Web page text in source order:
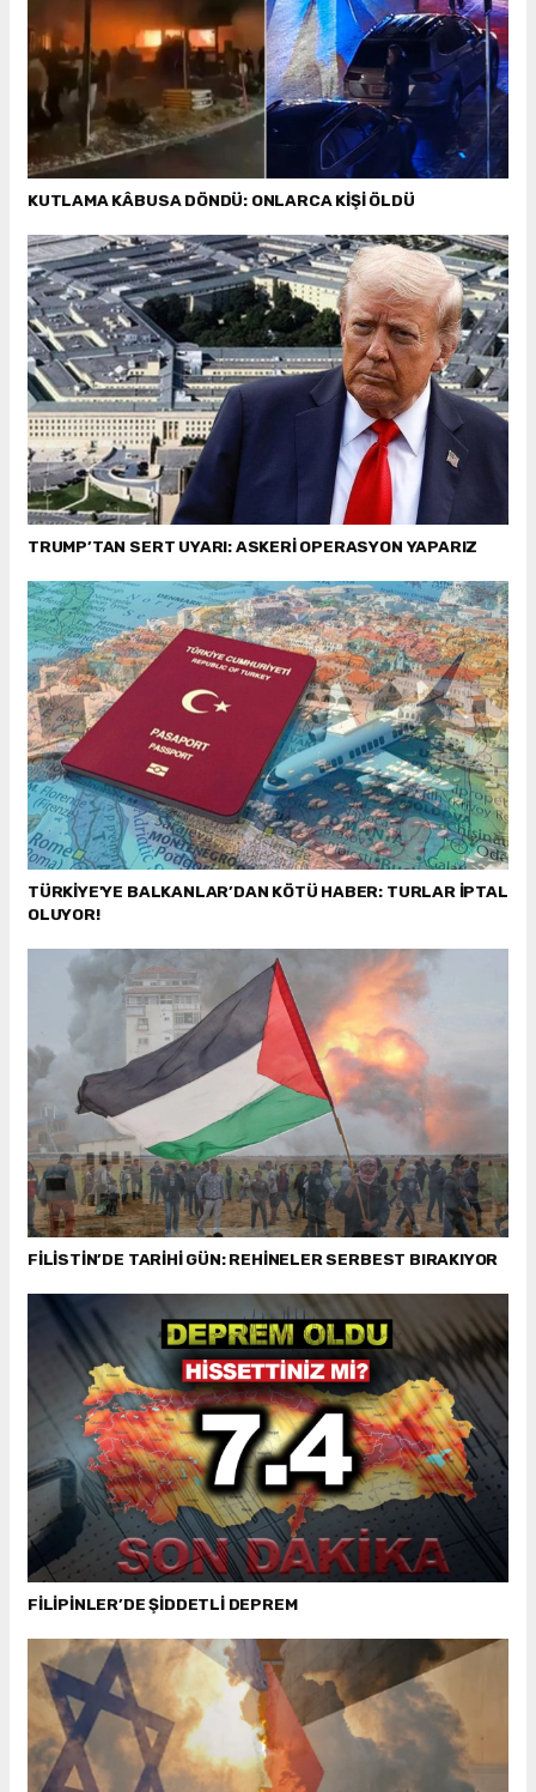
KUTLAMA KÂBUSA DÖNDÜ: ONLARCA KİŞİ ÖLDÜ
TRUMP’TAN SERT UYARI: ASKERİ OPERASYON YAPARIZ
TÜRKİYE'YE BALKANLAR’DAN KÖTÜ HABER: TURLAR İPTAL
OLUYOR!
FİLİSTİN’DE TARİHİ GÜN: REHİNELER SERBEST BIRAKIYOR
FİLİPİNLER’DE ŞİDDETLİ DEPREM